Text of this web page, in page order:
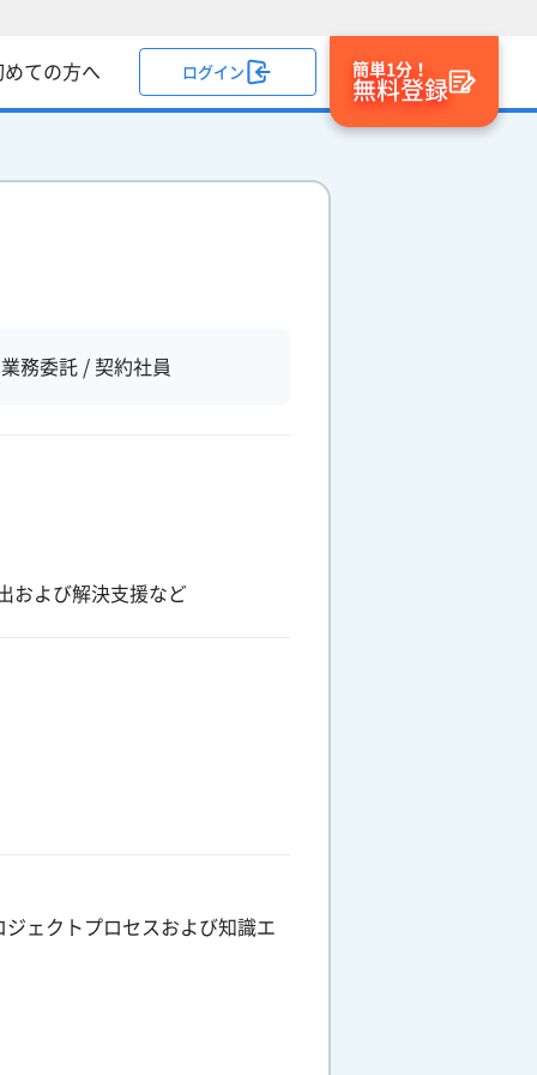
めての方へ ログイン 簡単1分！
無料登録
業務委託 / 契約社員
および解決支援など
ェクトプロセスおよび知識エ